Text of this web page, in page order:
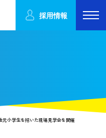
採用情報
元小学生を招いた現場見学会を開催